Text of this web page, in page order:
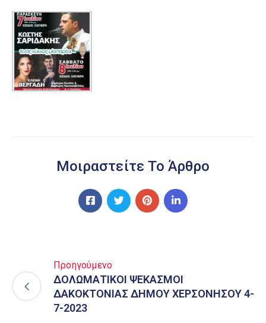
Μοιραστείτε Το Άρθρο
Προηγούμενο
ΔΟΛΩΜΑΤΙΚΟΙ ΨΕΚΑΣΜΟΙ
ΔΑΚΟΚΤΟΝΙΑΣ ΔΗΜΟΥ ΧΕΡΣΟΝΗΣΟΥ 4-
7-2023